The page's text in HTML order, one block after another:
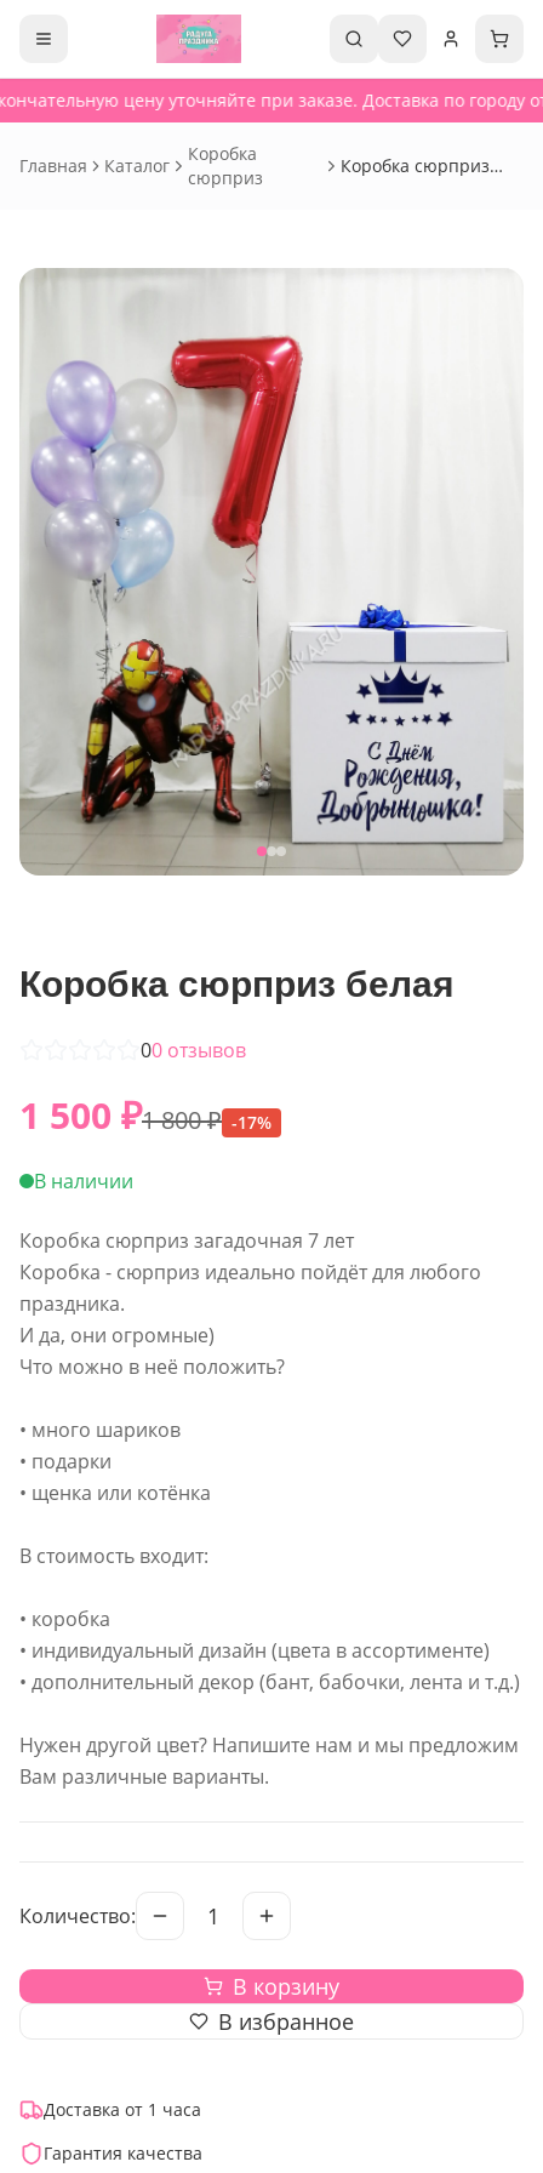
цену уточняйте при заказе. Доставка по городу
Главная Каталог
Коробка
сюрприз
Коробка сюрприз
Коробка сюрприз белая
00 отзывов
1 500 ₽1 800₽ -17%
В наличии
Коробка сюрприз загадочная 7 лет
Коробка - сюрприз идеально пойдёт для любого
праздника.
И да, они огромные)
Что можно в неё положить?
• много шариков
• подарки
• щенка или котёнка
В стоимость входит:
• коробка
• индивидуальный дизайн (цвета в ассортименте)
• дополнительный декор (бант, бабочки, лента и т.д.)
Нужен другой цвет? Напишите нам и мы предложим
Вам различные варианты.
Количество: 1
В корзину
В избранное
Доставка от 1 часа
Гарантия качества